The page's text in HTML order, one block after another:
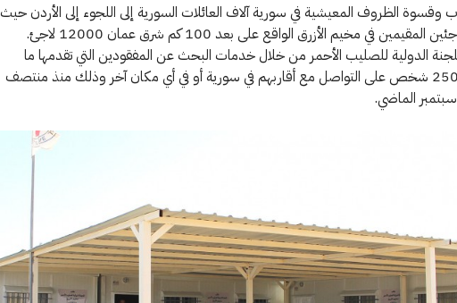
الظروف المعيشية في سورية آلاف العائلات السورية إلى اللجوء إلى الأردن حيث
بلغ عدد اللاجئين المقيمين في مخيم الأزرق الواقع على بعد 100 كم شرق عمان 12000 لاجئ.
الدولية للصليب الأحمر من خلال خدمات البحث عن المفقودين التي تقدمها ما
يزيد على 2500 شخص على التواصل مع أقاربهم في سورية أو في أي مكان آخر وذلك منذ منتصف
الماضي.